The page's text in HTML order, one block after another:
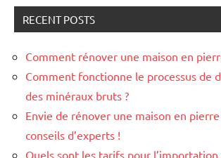
RECENT POSTS
Comment rénover une maison en
Comment fonctionne le processus de
des minéraux bruts ?
Envie de rénover une maison en
conseils d’experts !
Quels sont les tarifs pour